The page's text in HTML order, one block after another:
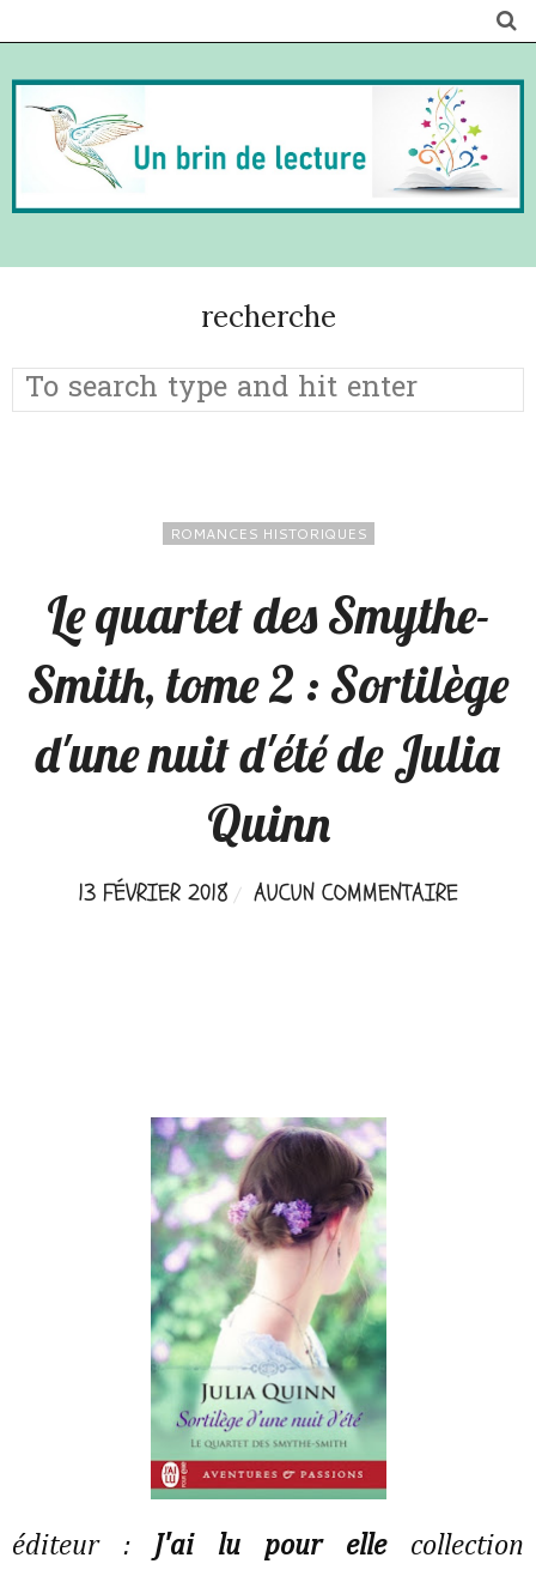
recherche
ROMANCES HISTORIQUES
Le quartet des Smythe-
Smith, tome 2 : Sortilège
d'une nuit d'été de Julia
Quinn
13 FÉVRIER 2018 AUCUN COMMENTAIRE
éditeur : J'ai lu pour ellecollection